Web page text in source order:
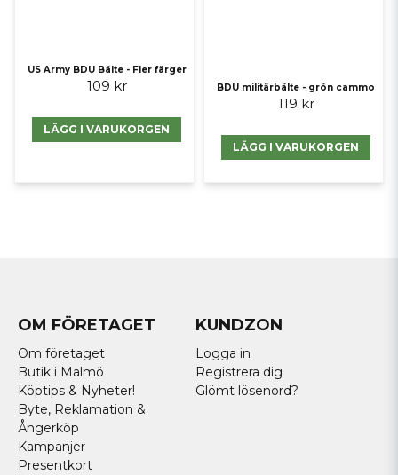
US Army BDU Bälte - Fler färger
109 kr
LÄGG I VARUKORGEN
BDU militärbälte - grön cammo
119 kr
LÄGG I VARUKORGEN
OM FÖRETAGET
Om företaget
Butik i Malmö
Köptips & Nyheter!
Byte, Reklamation &
Ångerköp
Kampanjer
Presentkort
KUNDZON
Logga in
Registrera dig
Glömt lösenord?